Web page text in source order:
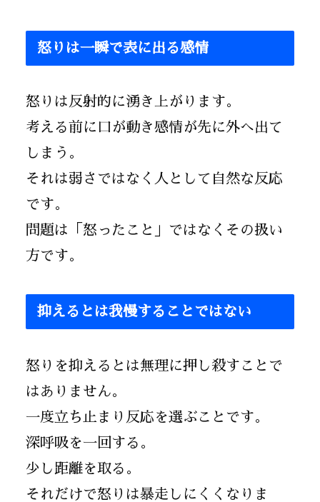
怒りは一瞬で表に出る感情
怒りは反射的に湧き上がります。
考える前に口が動き感情が先に外へ出て
しまう。
それは弱さではなく人として自然な反応
です。
問題は「怒ったこと」ではなくその扱い
方です。
抑えるとは我慢することではない
怒りを抑えるとは無理に押し殺すことで
はありません。
一度立ち止まり反応を選ぶことです。
深呼吸を一回する。
少し距離を取る。
それだけで怒りは暴走しにくくなりま